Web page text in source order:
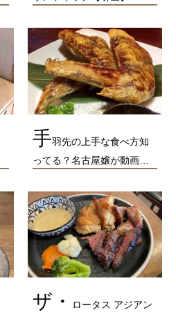
手羽先の上手な食べ方知
ってる？名古屋嬢が動画…
ザ・
ロータス アジアン